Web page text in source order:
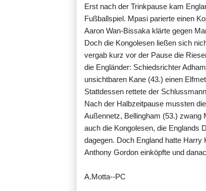
Erst nach der Trinkpause kam
Fußballspiel. Mpasi parierte einen
Aaron Wan-Bissaka klärte gegen
Doch die Kongolesen ließen sich
vergab kurz vor der Pause die
die Engländer: Schiedsrichter
unsichtbaren Kane (43.) einen
Stattdessen rettete der
Nach der Halbzeitpause mussten
Außennetz, Bellingham (53.) zwang
auch die Kongolesen, die Englands
dagegen. Doch England hatte
Anthony Gordon einköpfte und
A.Motta--PC